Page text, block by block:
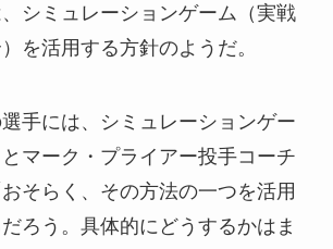
シミュレーションゲーム（実戦
を活用する方針のようだ。
選手には、シミュレーションゲー
マーク・プライアー投手コーチ
そらく、その方法の一つを活用
ろう。具体的にどうするかはま